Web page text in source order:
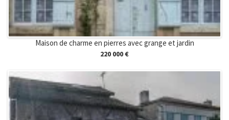
Maison de charme en pierres avec grange et jardin
220 000 €